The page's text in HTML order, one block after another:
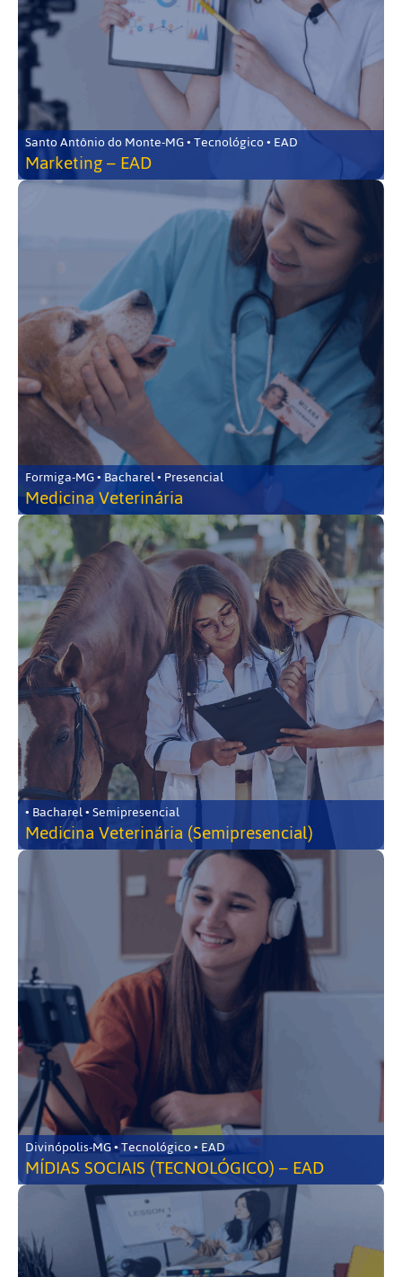
Santo Antônio do Monte-MG • Tecnológico • EAD
Marketing – EAD
Formiga-MG • Bacharel • Presencial
Medicina Veterinária
• Bacharel • Semipresencial
Medicina Veterinária (Semipresencial)
Divinópolis-MG • Tecnológico • EAD
MÍDIAS SOCIAIS (TECNOLÓGICO) – EAD